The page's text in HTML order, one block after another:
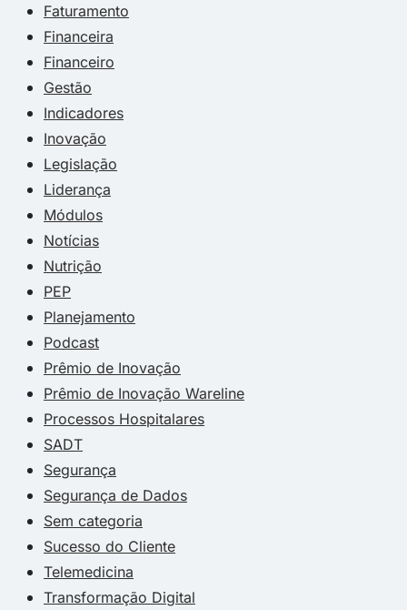
Faturamento
Financeira
Financeiro
Gestão
Indicadores
Inovação
Legislação
Liderança
Módulos
Notícias
Nutrição
PEP
Planejamento
Podcast
Prêmio de Inovação
Prêmio de Inovação Wareline
Processos Hospitalares
SADT
Segurança
Segurança de Dados
Sem categoria
Sucesso do Cliente
Telemedicina
Transformação Digital